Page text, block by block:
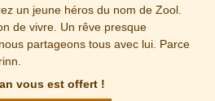
un jeune héros du nom de Zool.
de vivre. Un rêve presque
partageons tous avec lui. Parce
vous est offert !